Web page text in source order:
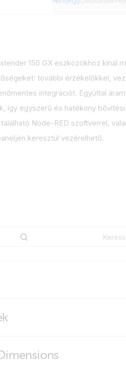
150 GX eszközökhöz kínál
további érzékelőkkel,
integrációt. Egyúttal
így egyszerű és hatékony
Node-RED szoftverrel,
keresztül vezérelhető.